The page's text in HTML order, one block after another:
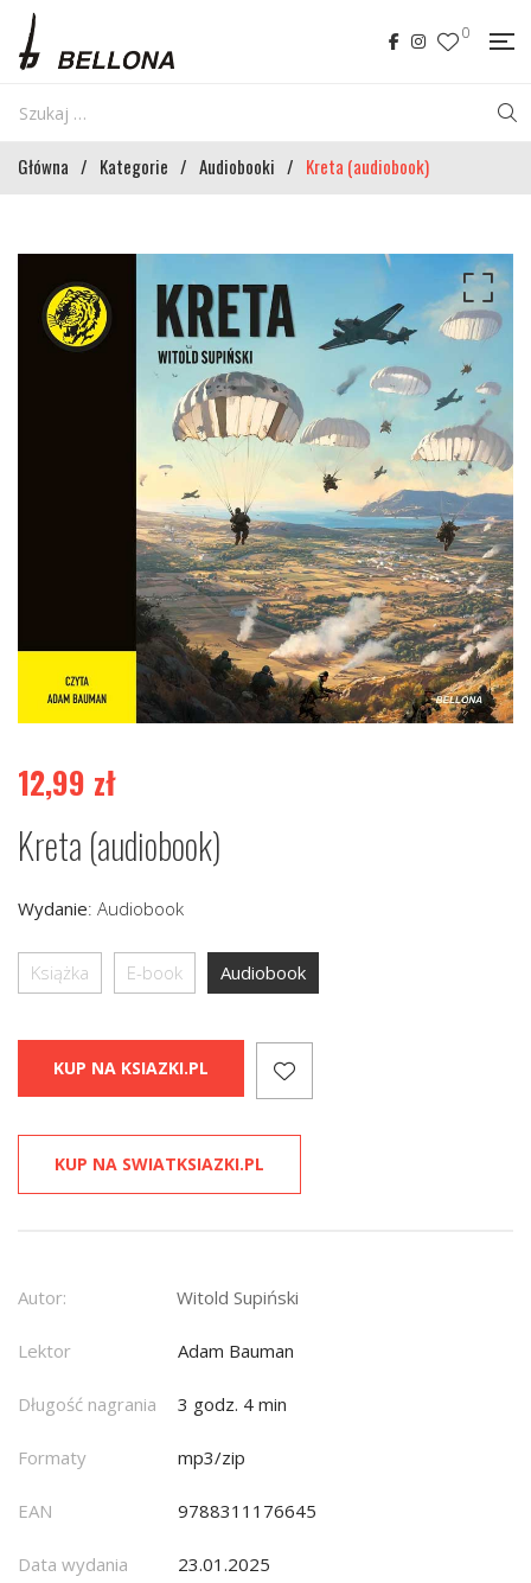
0
Główna / Kategorie / Audiobooki / Kreta (audiobook)
12,99 zł
Kreta (audiobook)
Wydanie: Audiobook
Książka E-book Audiobook
KUP NA KSIAZKI.PL
KUP NA SWIATKSIAZKI.PL
Autor: Witold Supiński
Lektor Adam Bauman
Długość nagrania 3 godz. 4 min
Formaty mp3/zip
EAN 9788311176645
Data wydania 23.01.2025